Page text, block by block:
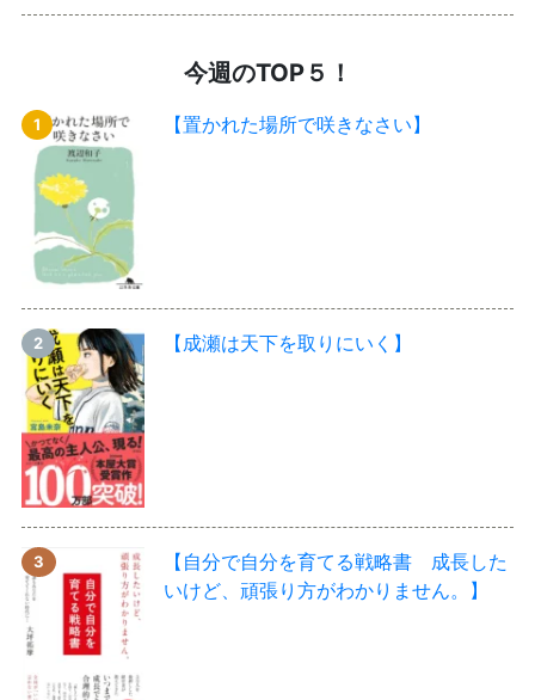
今週のTOP５！
【置かれた場所で咲きなさい】
【成瀬は天下を取りにいく】
【自分で自分を育てる戦略書 成長した
いけど、頑張り方がわかりません。】